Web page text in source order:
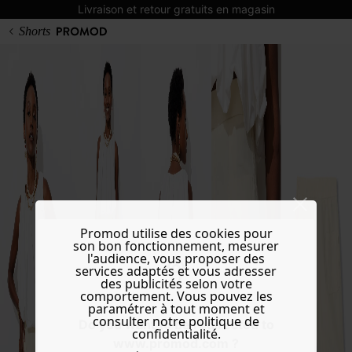
Livraison et retour gratuits en magasin
Do you want to be redirected to
www.promod.com ?
Shorts
Promod utilise des cookies pour
son bon fonctionnement, mesurer
l'audience, vous proposer des
services adaptés et vous adresser
des publicités selon votre
comportement. Vous pouvez les
paramétrer à tout moment et
consulter notre politique de
confidentialité.